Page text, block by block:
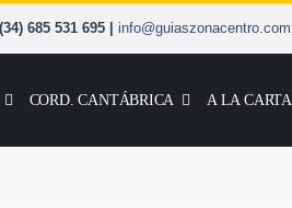
685 531 695 | info@guiaszonacentro.com
CORD. CANTÁBRICA A LA CARTA